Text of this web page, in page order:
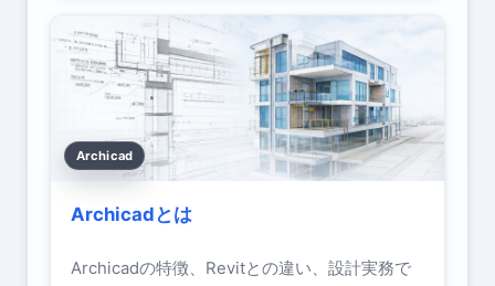
Archicad
Archicadとは
Archicadの特徴、Revitとの違い、設計実務で